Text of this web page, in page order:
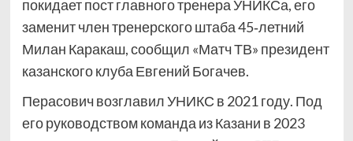
покидает пост главного тренера УНИКСа, его
заменит член тренерского штаба 45‑летний
Милан Каракаш, сообщил «Матч ТВ» президент
казанского клуба Евгений Богачев.
Перасович возглавил УНИКС в 2021 году. Под
его руководством команда из Казани в 2023